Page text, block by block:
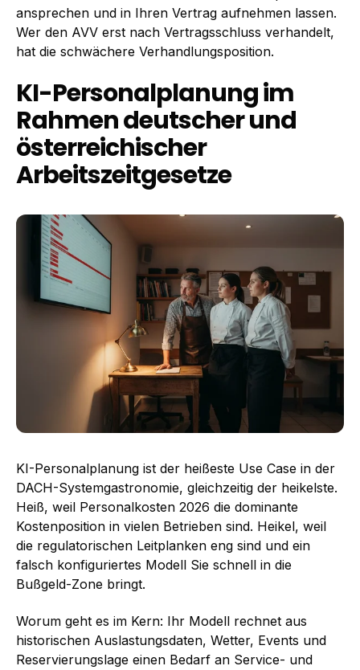
ansprechen und in Ihren Vertrag aufnehmen lassen.
Wer den AVV erst nach Vertragsschluss verhandelt,
hat die schwächere Verhandlungsposition.
KI-Personalplanung im
Rahmen deutscher und
österreichischer
Arbeitszeitgesetze
KI-Personalplanung ist der heißeste Use Case in der
DACH-Systemgastronomie, gleichzeitig der heikelste.
Heiß, weil Personalkosten 2026 die dominante
Kostenposition in vielen Betrieben sind. Heikel, weil
die regulatorischen Leitplanken eng sind und ein
falsch konfiguriertes Modell Sie schnell in die
Bußgeld-Zone bringt.
Worum geht es im Kern: Ihr Modell rechnet aus
historischen Auslastungsdaten, Wetter, Events und
Reservierungslage einen Bedarf an Service- und